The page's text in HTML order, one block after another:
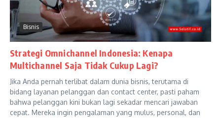
Bisnis
Strategi Omnichannel Indonesia: Kenapa
Multichannel Saja Tidak Cukup Lagi?
Jika Anda pernah terlibat dalam dunia bisnis, terutama di
bidang layanan pelanggan dan contact center, pasti paham
bahwa pelanggan kini bukan lagi sekadar mencari jawaban
cepat. Mereka ingin pengalaman yang mulus, personal, dan